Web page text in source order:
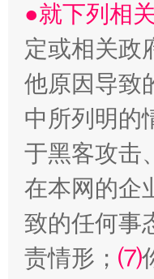
事关残疾
规模最大的光氢
●就下列相
定或相关政
他原因导致
中所列明的
于黑客攻击
在本网的企
致的任何事
责情形； ⑺